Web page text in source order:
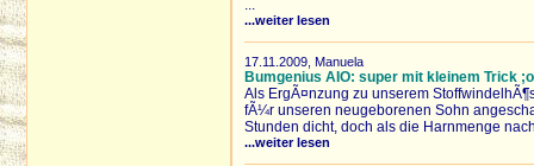
...
...weiter lesen
17.11.2009, Manuela
Bumgenius AIO: super mit kleinem Trick ;o
Als ErgÃ¤nzung zu unserem
fÃ¼r unseren neugeborenen Sohn
Stunden dicht, doch als die Harnmenge
...weiter lesen